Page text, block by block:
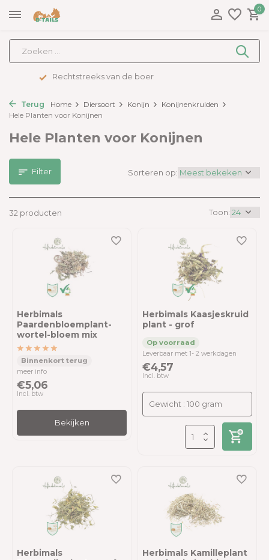
0
Advies op maat
Terug Home Diersoort Konijn
Konijnenkruiden
Hele Planten voor Konijnen
Hele Planten voor Konijnen
Filter
32 producten Toon:
Sorteren op:
Herbimals
Paardenbloemplant-
wortel-bloem mix
meer info
€5,06
Incl. btw
Bekijken
Herbimals Kaasjeskruid
plant - grof
Leverbaar met 1- 2 werkdagen
€4,57
Incl. btw
Herbimals
Herbimals Kamilleplant